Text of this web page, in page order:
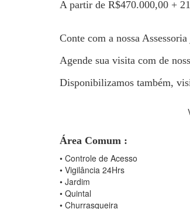
A partir de R$470.000,00 +
Conte com a nossa
Agende sua visita com de
Disponibilizamos também,
Área Comum :
• Controle de Acesso
• Vigilância 24Hrs
• Jardim
• Quintal
• Churrasqueira